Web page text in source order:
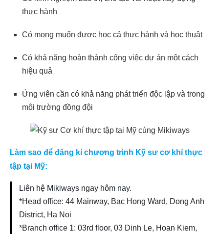
thực hành
Có mong muốn được học cả thực hành và học thuật
Có khả năng hoàn thành công việc dự án một cách
hiệu quả
Ứng viên cần có khả năng phát triển độc lập và trong
môi trường đồng đội
Làm sao để đăng kí chương trình Kỹ sư cơ khí thực
tập tại Mỹ:
Liên hệ Mikiways ngay hôm nay.
*Head office: 44 Mainway, Bac Hong Ward, Dong Anh
District, Ha Noi
*Branch office 1: 03rd floor, 03 Dinh Le, Hoan Kiem,